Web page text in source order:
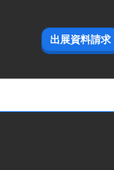
出展資料請求